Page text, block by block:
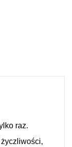
raz.